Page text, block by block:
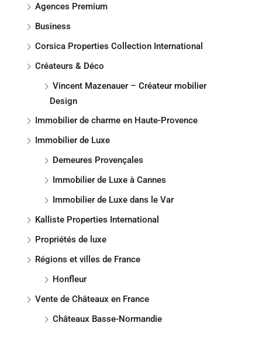
Agences Premium
Business
Corsica Properties Collection International
Créateurs & Déco
Vincent Mazenauer – Créateur mobilier
Design
Immobilier de charme en Haute-Provence
Immobilier de Luxe
Demeures Provençales
Immobilier de Luxe à Cannes
Immobilier de Luxe dans le Var
Kalliste Properties International
Propriétés de luxe
Régions et villes de France
Honfleur
Vente de Châteaux en France
Châteaux Basse-Normandie